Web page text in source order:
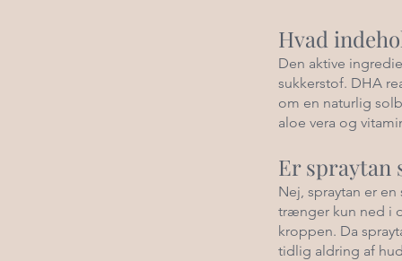
Hvad
Den aktive
sukkerstof. DHA
om en naturlig
aloe vera og
Er spraytan
Nej, spraytan er
trænger kun ned i
kroppen. Da
tidlig aldring af